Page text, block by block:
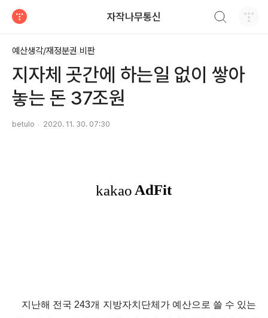
자작나무통신
예산생각/재정분권 비판
지자체 곳간에 하는일 없이 쌓아
놓는 돈 37조원
betulo 2020. 11. 30. 07:30
지난해 전국 243개 지방자치단체가 예산으로 쓸 수 있는